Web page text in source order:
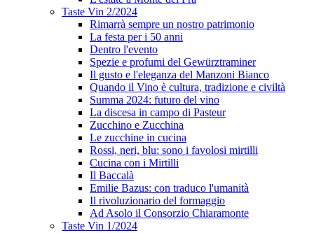
Taste Vin 2/2024
Rimarrà sempre un nostro patrimonio
La festa per i 50 anni
Dentro l'evento
Spezie e profumi del Gewürztraminer
Il gusto e l'eleganza del Manzoni Bianco
Quando il Vino è cultura, tradizione e civiltà
Summa 2024: futuro del vino
La discesa in campo di Pasteur
Zucchino e Zucchina
Le zucchine in cucina
Rossi, neri, blu: sono i favolosi mirtilli
Cucina con i Mirtilli
Il Baccalà
Emilie Bazus: con traduco l'umanità
Il rivoluzionario del formaggio
Ad Asolo il Consorzio Chiaramonte
Taste Vin 1/2024